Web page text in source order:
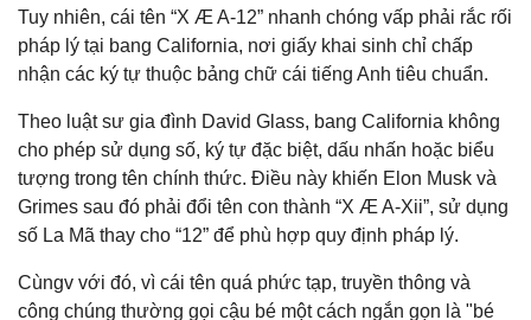
Tuy nhiên, cái tên “X Æ A-12” nhanh chóng vấp phải rắc rối
pháp lý tại bang California, nơi giấy khai sinh chỉ chấp
nhận các ký tự thuộc bảng chữ cái tiếng Anh tiêu chuẩn.
Theo luật sư gia đình David Glass, bang California không
cho phép sử dụng số, ký tự đặc biệt, dấu nhấn hoặc biểu
tượng trong tên chính thức. Điều này khiến Elon Musk và
Grimes sau đó phải đổi tên con thành “X Æ A-Xii”, sử dụng
số La Mã thay cho “12” để phù hợp quy định pháp lý.
Cùngv với đó, vì cái tên quá phức tạp, truyền thông và
công chúng thường gọi cậu bé một cách ngắn gọn là "bé